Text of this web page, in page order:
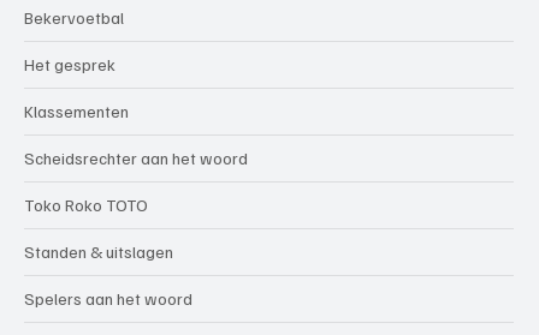
Bekervoetbal
Het gesprek
Klassementen
Scheidsrechter aan het woord
Toko Roko TOTO
Standen & uitslagen
Spelers aan het woord